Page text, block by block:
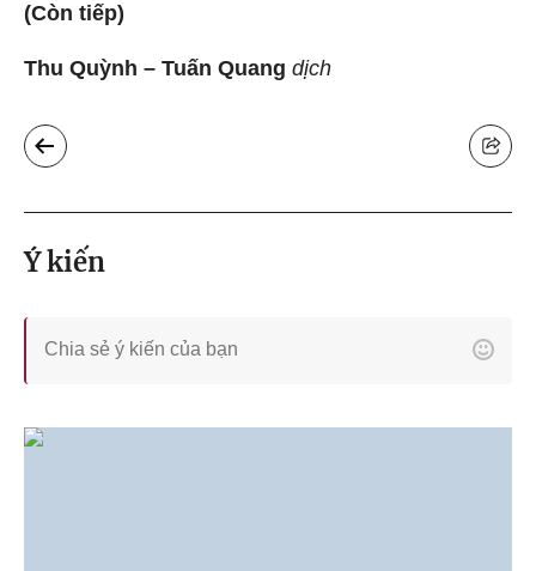
(Còn tiếp)
Thu Quỳnh – Tuấn Quang dịch
Ý kiến